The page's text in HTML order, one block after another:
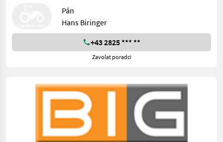
Pán
Hans Biringer
+43 2825 *** **
Zavolat poradci